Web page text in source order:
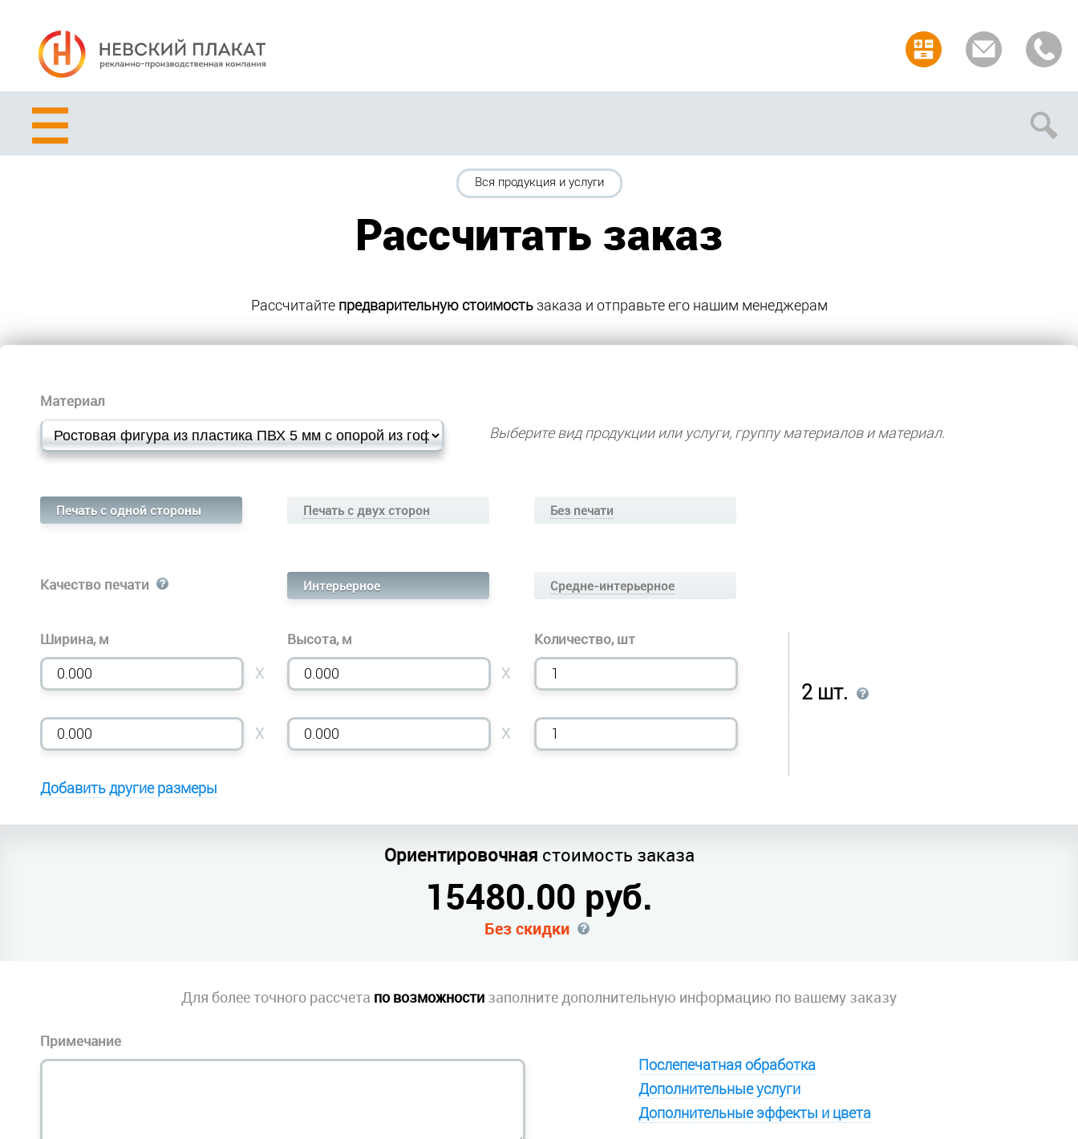
Отмена
Вся продукция и услуги
Рассчитать заказ
Рассчитайте предварительную стоимостьзаказа и отправьте его нашим менеджерам
Материал
Выберите вид продукции или услуги, группу материалов и материал.
Печать с одной стороны Печать с двух сторон Без печати
Качество печати Интерьерное Средне-интерьерное
Ширина, м
X
Высота, м
X
Количество, шт
2 шт.
X X
Добавить другие размеры
Ориентировочная стоимость заказа
15480.00 руб.
Без скидки
Для более точного рассчета по возможности заполните дополнительную информацию по вашему заказу
Примечание
Послепечатная обработка
Дополнительные услуги
Дополнительные эффекты и цвета